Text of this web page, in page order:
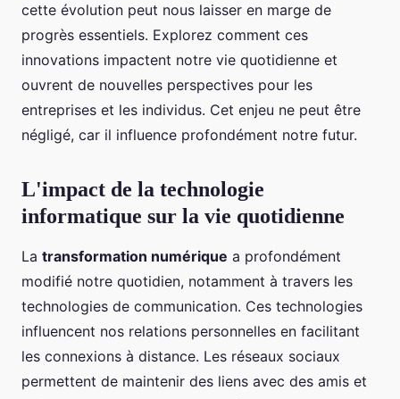
cette évolution peut nous laisser en marge de
progrès essentiels. Explorez comment ces
innovations impactent notre vie quotidienne et
ouvrent de nouvelles perspectives pour les
entreprises et les individus. Cet enjeu ne peut être
négligé, car il influence profondément notre futur.
L'impact de la technologie
informatique sur la vie quotidienne
La transformation numérique a profondément
modifié notre quotidien, notamment à travers les
technologies de communication. Ces technologies
influencent nos relations personnelles en facilitant
les connexions à distance. Les réseaux sociaux
permettent de maintenir des liens avec des amis et